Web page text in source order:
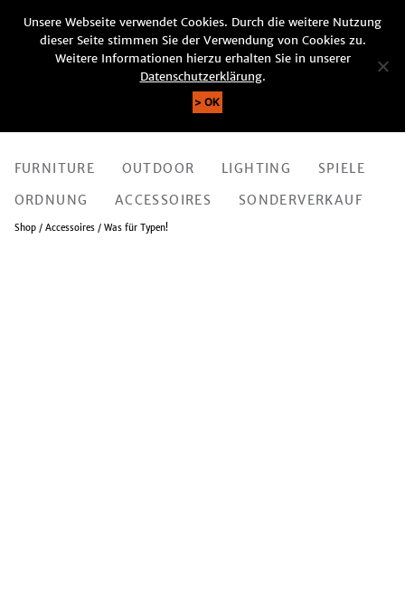
ACCOUNT CART (0)
SEARCH
FURNITURE OUTDOOR LIGHTING
SPIELE
ORDNUNG
ACCESSOIRES SONDERVERKAUF
Shop/ Accessoires/ Was für Typen!
Unsere Webseite verwendet Cookies. Durch die weitere Nutzung
dieser Seite stimmen Sie der Verwendung von Cookies zu.
Weitere Informationen hierzu erhalten Sie in unserer
Datenschutzerklärung.
OK